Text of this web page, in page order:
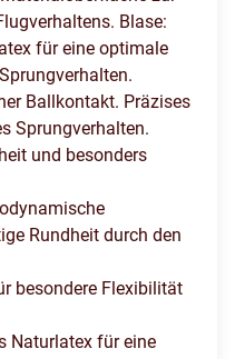
Blase:
für eine optimale
Ballkontakt. Präzises
Sprungverhalten.
und besonders
Rundheit durch den
besondere Flexibilität
Naturlatex für eine